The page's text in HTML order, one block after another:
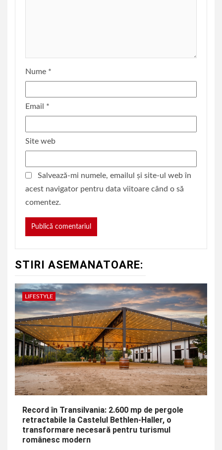
Nume *
Email *
Site web
Salvează-mi numele, emailul și site-ul web în
acest navigator pentru data viitoare când o să
comentez.
STIRI ASEMANATOARE:
LIFESTYLE
Record în Transilvania: 2.600 mp de pergole
retractabile la Castelul Bethlen-Haller, o
transformare necesară pentru turismul
românesc modern